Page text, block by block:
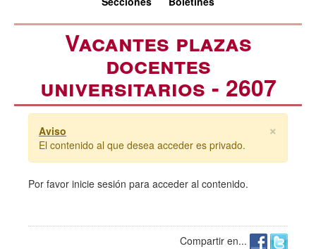
Vacantes plazas
docentes
universitarios - 2607
×
Aviso
El contenido al que desea acceder es privado.
Por favor inicie sesión para acceder al contenido.
Compartir en...